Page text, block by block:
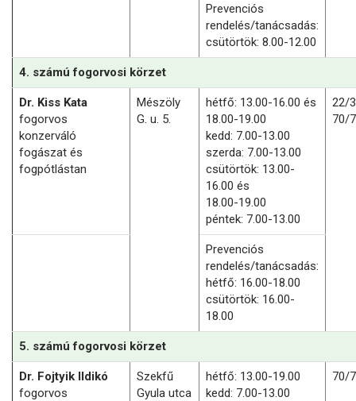
Prevenciós
rendelés/tanácsadás:
csütörtök: 8.00-12.00
4. számú fogorvosi körzet
Dr. Kiss Kata
fogorvos
konzerváló
fogászat és
fogpótlástan
Mészöly
G. u. 5.
hétfő: 13.00-16.00 és
18.00-19.00
kedd: 7.00-13.00
szerda: 7.00-13.00
csütörtök: 13.00-
16.00 és
18.00-19.00
péntek: 7.00-13.00
22/
70/
Prevenciós
rendelés/tanácsadás:
hétfő: 16.00-18.00
csütörtök: 16.00-
18.00
5. számú fogorvosi körzet
Dr. Fojtyik Ildikó
fogorvos
Szekfű
Gyula utca
hétfő: 13.00-19.00
kedd: 7.00-13.00
70/